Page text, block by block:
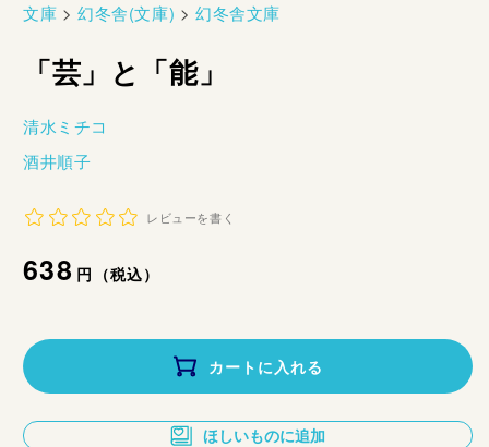
文庫 >幻冬舎(文庫) >幻冬舎文庫
「芸」と「能」
清水ミチコ
酒井順子
レビューを書く
通
価
格
638円（税込）
カートに入れる
ほしいものに追加